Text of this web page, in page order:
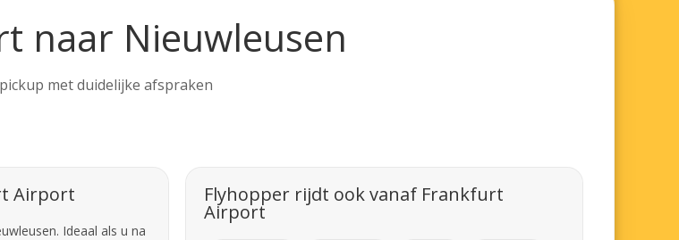
naar Nieuwleusen
pickup met duidelijke afspraken
Airport
Ideaal als u na
Flyhopper rijdt ook vanaf Frankfurt
Airport